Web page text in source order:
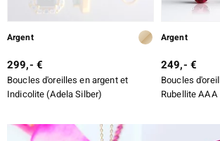
Argent
299,- €
Boucles d'oreilles en argent et
Indicolite (Adela Silber)
Argent
249,- €
Boucles
Rubellite